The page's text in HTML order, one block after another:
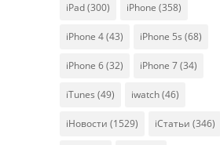
iPad(300) iPhone (358)
iPhone 4(43) iPhone 5s (68)
iPhone 6(32) iPhone 7(34)
iTunes (49) iwatch(46)
iНовости (1529) iСтатьи (346)